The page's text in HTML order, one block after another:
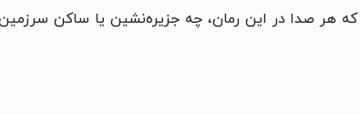
هر صدا در این رمان، چه جزیره‌نشین یا ساکن